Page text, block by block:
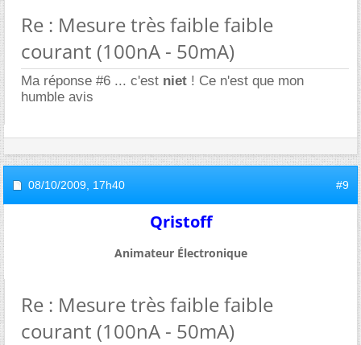
Re : Mesure très faible faible
courant (100nA - 50mA)
Ma réponse #6 ... c'est niet ! Ce n'est que mon
humble avis
08/10/2009, 17h40 #9
Qristoff
Animateur Électronique
Re : Mesure très faible faible
courant (100nA - 50mA)